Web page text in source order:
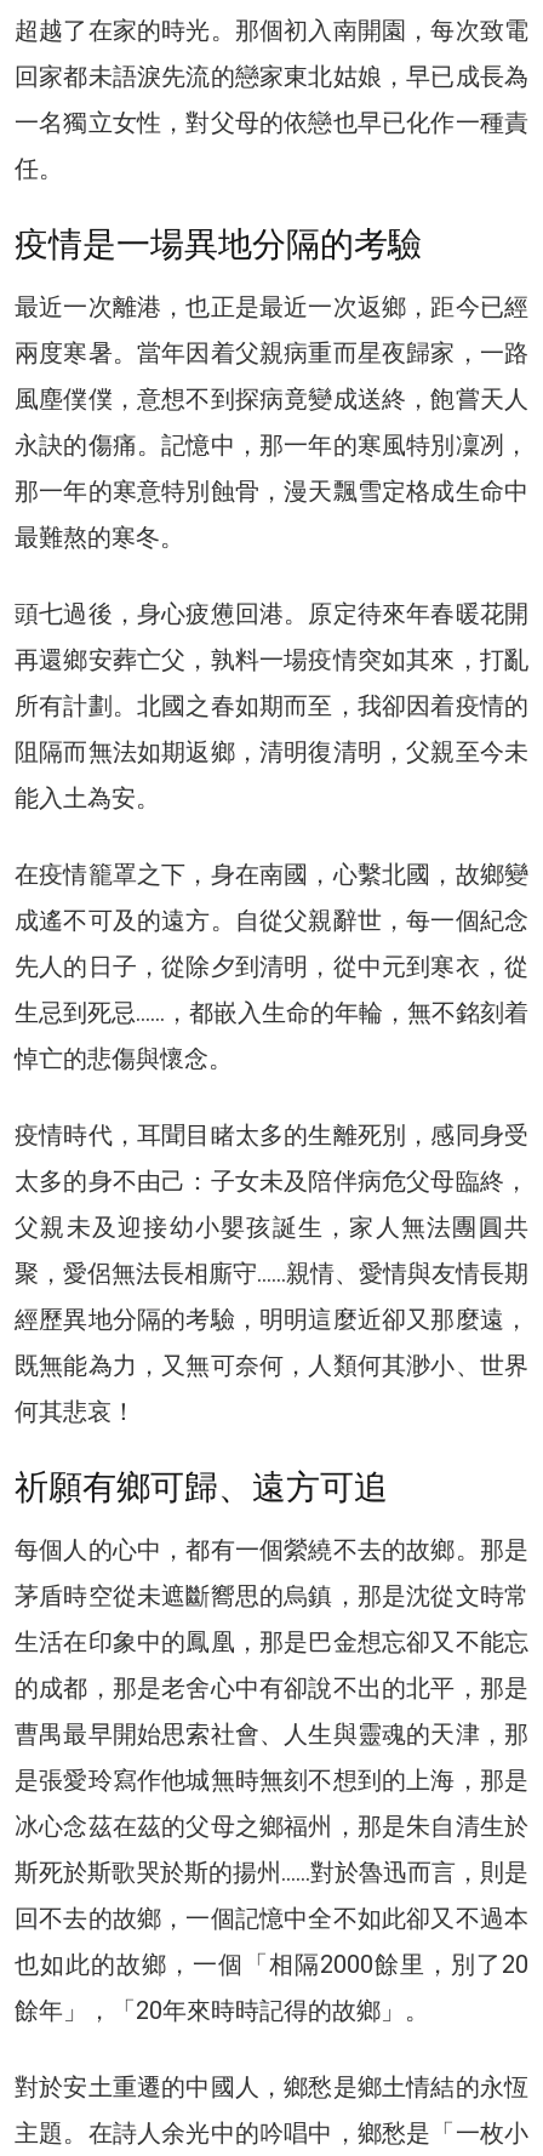
超越了在家的時光。那個初入南開園，每次致電
回家都未語淚先流的戀家東北姑娘，早已成長為
一名獨立女性，對父母的依戀也早已化作一種責
任。
疫情是一場異地分隔的考驗
最近一次離港，也正是最近一次返鄉，距今已經
兩度寒暑。當年因着父親病重而星夜歸家，一路
風塵僕僕，意想不到探病竟變成送終，飽嘗天人
永訣的傷痛。記憶中，那一年的寒風特別凜冽，
那一年的寒意特別蝕骨，漫天飄雪定格成生命中
最難熬的寒冬。
頭七過後，身心疲憊回港。原定待來年春暖花開
再還鄉安葬亡父，孰料一場疫情突如其來，打亂
所有計劃。北國之春如期而至，我卻因着疫情的
阻隔而無法如期返鄉，清明復清明，父親至今未
能入土為安。
在疫情籠罩之下，身在南國，心繫北國，故鄉變
成遙不可及的遠方。自從父親辭世，每一個紀念
先人的日子，從除夕到清明，從中元到寒衣，從
生忌到死忌……，都嵌入生命的年輪，無不銘刻着
悼亡的悲傷與懷念。
疫情時代，耳聞目睹太多的生離死別，感同身受
太多的身不由己：子女未及陪伴病危父母臨終，
父親未及迎接幼小嬰孩誕生，家人無法團圓共
聚，愛侶無法長相廝守……親情、愛情與友情長期
經歷異地分隔的考驗，明明這麼近卻又那麼遠，
既無能為力，又無可奈何，人類何其渺小、世界
何其悲哀！
祈願有鄉可歸、遠方可追
每個人的心中，都有一個縈繞不去的故鄉。那是
茅盾時空從未遮斷嚮思的烏鎮，那是沈從文時常
生活在印象中的鳳凰，那是巴金想忘卻又不能忘
的成都，那是老舍心中有卻說不出的北平，那是
曹禺最早開始思索社會、人生與靈魂的天津，那
是張愛玲寫作他城無時無刻不想到的上海，那是
冰心念茲在茲的父母之鄉福州，那是朱自清生於
斯死於斯歌哭於斯的揚州……對於魯迅而言，則是
回不去的故鄉，一個記憶中全不如此卻又不過本
也如此的故鄉，一個「相隔2000餘里，別了20
餘年」，「20年來時時記得的故鄉」。
對於安土重遷的中國人，鄉愁是鄉土情結的永恆
主題。在詩人余光中的吟唱中，鄉愁是「一枚小